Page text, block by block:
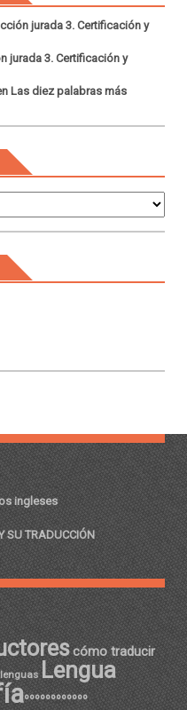
jurada 3. Certificación y
jurada 3. Certificación y
Las diez palabras más
ingleses
SU TRADUCCIÓN
cómo traducir
Lengua
ºººººººººººº